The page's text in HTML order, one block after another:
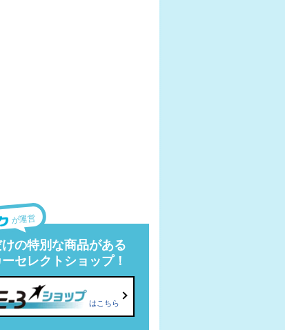
が運営
の特別な商品がある
セレクトショップ！
はこちら